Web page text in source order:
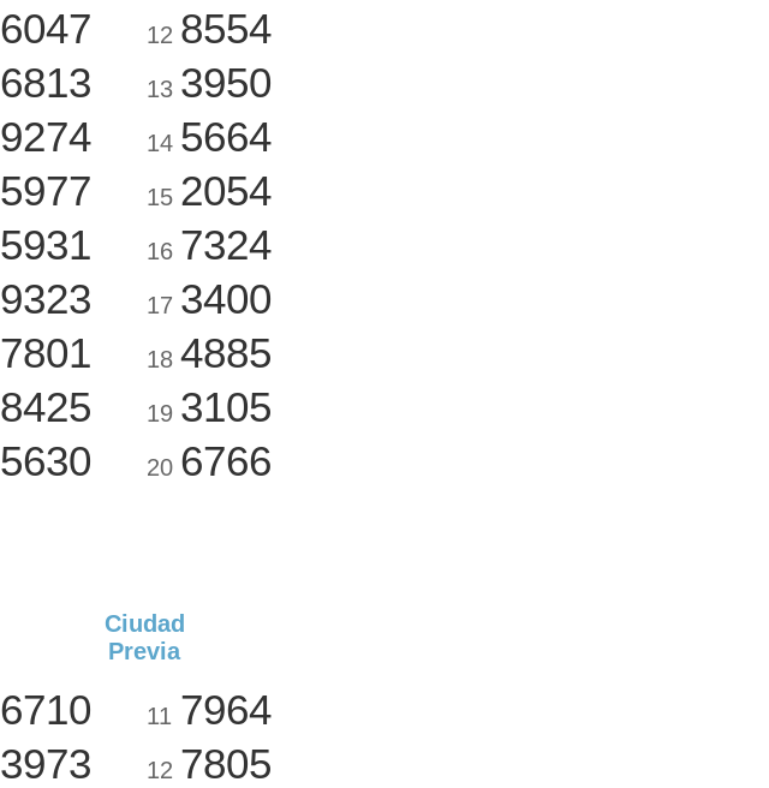
6047
6813
9274
5977
5931
9323
7801
8425
5630
12 8554
13 3950
14 5664
15 2054
16 7324
17 3400
18 4885
19 3105
20 6766
Ciudad
Previa
6710
3973
11 7964
12 7805